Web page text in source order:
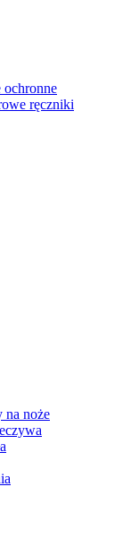
ochronne
ręczniki
na noże